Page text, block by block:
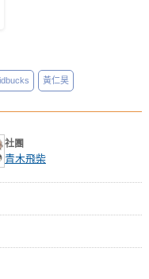
黃仁昊
社團
青木飛柴